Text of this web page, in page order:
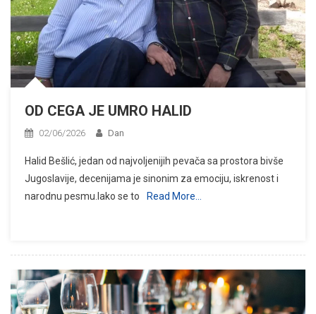
OD CEGA JE UMRO HALID
02/06/2026 Dan
Halid Bešlić, jedan od najvoljenijih pevača sa prostora bivše
Jugoslavije, decenijama je sinonim za emociju, iskrenost i
narodnu pesmu.Iako se to
Read More…